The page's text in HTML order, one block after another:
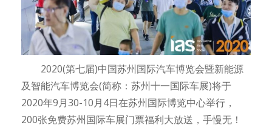
2020(第七届)中国苏州国际汽车博览会暨新能源
及智能汽车博览会(简称：苏州十一国际车展)将于
2020年9月30-10月4日在苏州国际博览中心举行，
200张免费苏州国际车展门票福利大放送，手慢无！